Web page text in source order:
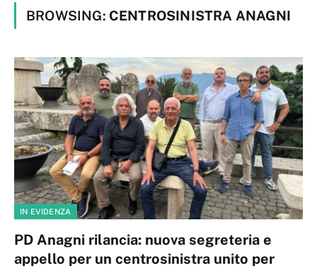
BROWSING: CENTROSINISTRA ANAGNI
IN EVIDENZA
PD Anagni rilancia: nuova segreteria e
appello per un centrosinistra unito per